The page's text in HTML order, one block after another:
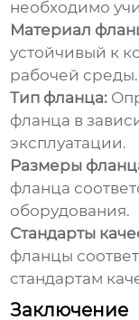
необходимо
Материал
устойчивый к
рабочей среды.
Тип фланца:
фланца в
эксплуатации.
Размеры
фланца
оборудования.
Стандарты
фланцы
стандартам
Заключение